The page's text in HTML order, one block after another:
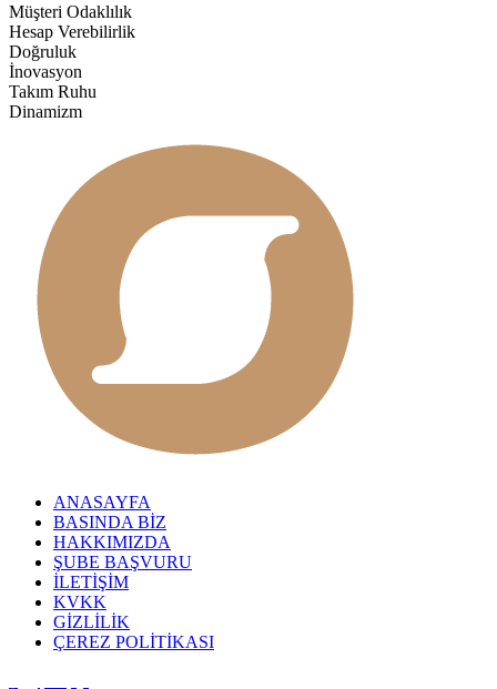
Müşteri Odaklılık
Hesap Verebilirlik
Doğruluk
İnovasyon
Takım Ruhu
Dinamizm
ANASAYFA
BASINDA BİZ
HAKKIMIZDA
ŞUBE BAŞVURU
İLETİŞİM
KVKK
GİZLİLİK
ÇEREZ POLİTİKASI